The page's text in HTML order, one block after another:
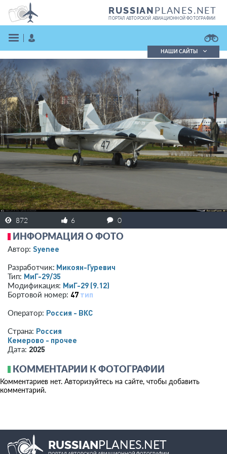
RUSSIANPLANES.NET
ПОРТАЛ АВТОРСКОЙ АВИАЦИОННОЙ ФОТОГРАФИИ
ВОЙТИ
Поиск фотографий
Поиск в реестре
Кратко
Подробно
НАШИ САЙТЫ
872 6 0
ИНФОРМАЦИЯ О ФОТО
Автор: Syenee
Разработчик: Микоян-Гуревич
Тип: МиГ-29/35
Модификация: МиГ-29 (9.12)
Бортовой номер: 47 тип
Оператор: Россия - ВКС
Страна: Россия
Кемерово - прочее
Дата: 2025
КОММЕНТАРИИ К ФОТОГРАФИИ
Комментариев нет. Авторизуйтесь на сайте, чтобы добавить
комментарий.
RUSSIANPLANES.NET